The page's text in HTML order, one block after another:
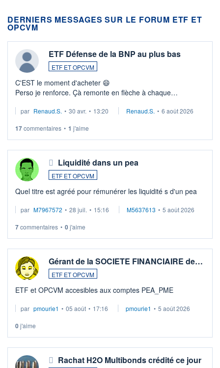
DERNIERS MESSAGES SUR LE FORUM ETF ET
OPCVM
ETF Défense de la BNP au plus bas
ETF ET OPCVM
C'EST le moment d'acheter 😄​
Perso je renforce. Çà remonte en flèche à chaque
Investissement long terme tip top pour sa retraite.
par Renaud.S. • 30 avr. • 13:20 Renaud.S. • 6 août 2026
17commentaires • 1 j'aime
Liquidité dans un pea
ETF ET OPCVM
Quel titre est agréé pour rémunérer les liquidité s d'un pea
par M7967572 • 28 juil. • 15:16 M5637613 • 5 août 2026
7commentaires • 0j'aime
Gérant de la SOCIETE FINANCIAIRE de…
ETF ET OPCVM
ETF et OPCVM accesibles aux comptes PEA_PME
par pmourie1 • 05 août • 17:16 pmourie1 • 5 août 2026
0j'aime
Rachat H2O Multibonds crédité ce jour